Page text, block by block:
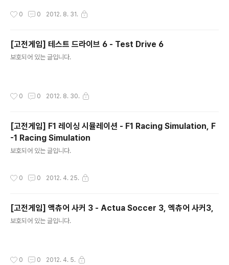
0 0 2012. 8. 31.
[고전게임] 테스트 드라이브 6 - Test Drive 6
보호되어 있는 글입니다.
0 0 2012. 8. 30.
[고전게임] F1 레이싱 시뮬레이션 - F1 Racing Simulation, F
-1 Racing Simulation
보호되어 있는 글입니다.
0 0 2012. 4. 25.
[고전게임] 액츄어 사커 3 - Actua Soccer 3, 엑츄어 사커3,
보호되어 있는 글입니다.
0 0 2012. 4. 5.